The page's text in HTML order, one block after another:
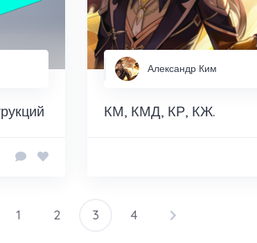
Александр Ким
КМ, КМД, КР, КЖ.
Пагинация
1 2 3 4